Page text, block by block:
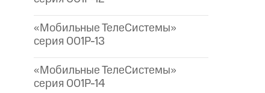
«Мобильные ТелеСистемы»
серия 001P-13
«Мобильные ТелеСистемы»
серия 001P-14